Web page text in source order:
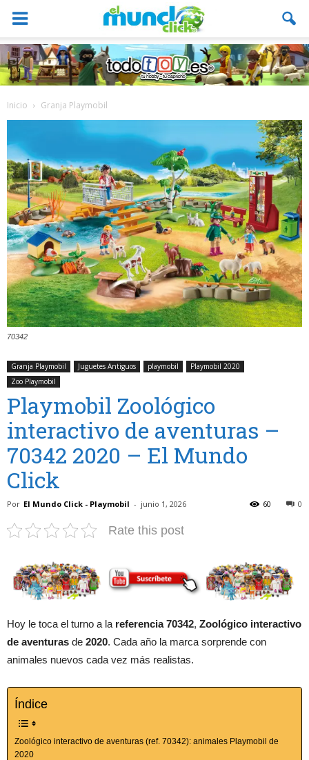
Inicio Granja Playmobil
70342
Granja Playmobil Juguetes Antiguos playmobil
Playmobil 2020
Zoo Playmobil
Playmobil Zoológico
interactivo de aventuras –
70342 2020 – El Mundo
Click
Por El Mundo Click - Playmobil - junio 1, 2026 0
60
Rate this post
Hoy le toca el turno a la referencia 70342, Zoológico interactivo
de aventuras de 2020. Cada año la marca sorprende con
animales nuevos cada vez más realistas.
Índice
Zoológico interactivo de aventuras (ref. 70342): animales Playmobil de
2020